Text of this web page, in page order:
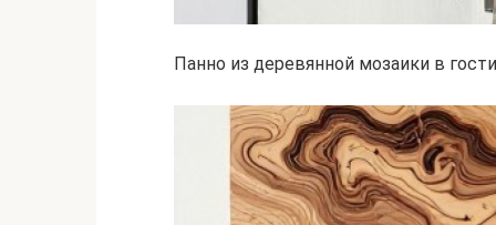
Панно из деревянной мозаики в